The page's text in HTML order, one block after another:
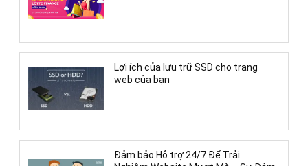
Lợi ích của lưu trữ SSD cho trang
web của bạn
Đảm bảo Hỗ trợ 24/7 Để Trải